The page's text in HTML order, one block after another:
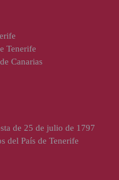
Tenerife
Canarias
de 25 de julio de 1797
del País de Tenerife